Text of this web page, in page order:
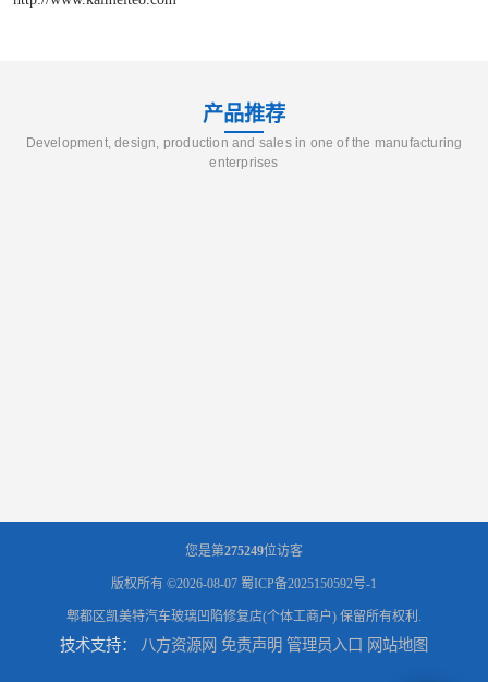
产品推荐
Development, design, production and sales in one of the manufacturing
enterprises
您是第275249位访客
版权所有 ©2026-08-07 蜀ICP备2025150592号-1
郫都区凯美特汽车玻璃凹陷修复店(个体工商户) 保留所有权利.
技术支持： 八方资源网 免责声明 管理员入口 网站地图